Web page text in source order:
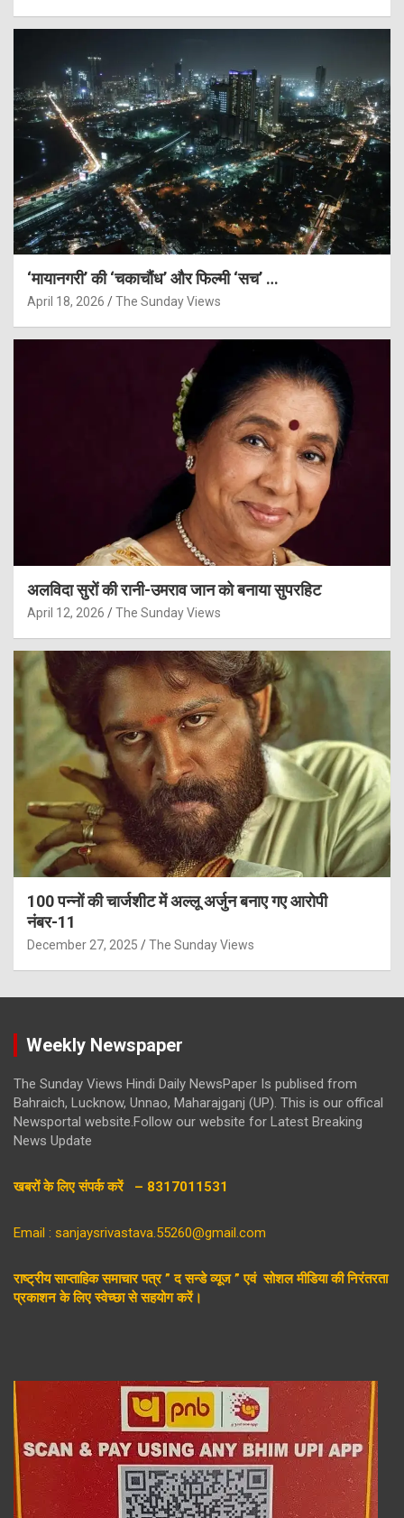
‘मायानगरी’ की ‘चकाचौंध’ और फिल्मी ‘सच’ …
April 18, 2026 The Sunday Views
अलविदा सुरों की रानी-उमराव जान को बनाया सुपरहिट
April 12, 2026 The Sunday Views
100 पन्नों की चार्जशीट में अल्लू अर्जुन बनाए गए आरोपी
नंबर-11
December 27, 2025 The Sunday Views
Weekly Newspaper
The Sunday Views Hindi Daily NewsPaper Is publised from
Bahraich, Lucknow, Unnao, Maharajganj (UP). This is our offical
Newsportal website.Follow our website for Latest Breaking
News Update
खबरों के लिए संपर्क करें – 8317011531
Email : sanjaysrivastava.55260@gmail.com
राष्ट्रीय साप्ताहिक समाचार पत्र ” द सन्डे व्यूज ” एवं सोशल मीडिया की निरंतरता
प्रकाशन के लिए स्वेच्छा से सहयोग करें।